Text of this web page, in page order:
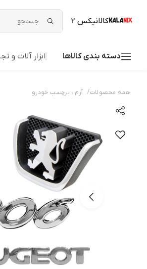
کالانیکس 2
دسته بندی کالاها ابزار آلات و
همه محصولات/ آرم ، برچسب خودرو